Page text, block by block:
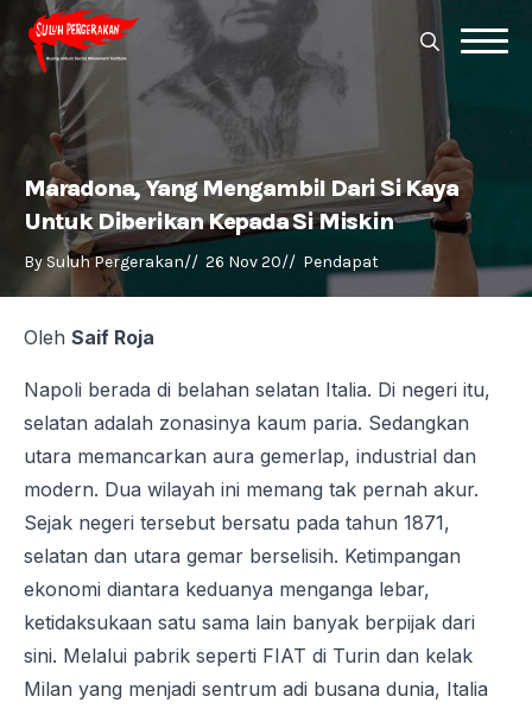
Search
for:
Maradona, Yang Mengambil Dari Si Kaya
Untuk Diberikan Kepada Si Miskin
By Suluh Pergerakan// 26 Nov 20// Pendapat
Oleh Saif Roja
Napoli berada di belahan selatan Italia. Di negeri itu,
selatan adalah zonasinya kaum paria. Sedangkan
utara memancarkan aura gemerlap, industrial dan
modern. Dua wilayah ini memang tak pernah akur.
Sejak negeri tersebut bersatu pada tahun 1871,
selatan dan utara gemar berselisih. Ketimpangan
ekonomi diantara keduanya menganga lebar,
ketidaksukaan satu sama lain banyak berpijak dari
sini. Melalui pabrik seperti FIAT di Turin dan kelak
Milan yang menjadi sentrum adi busana dunia, Italia